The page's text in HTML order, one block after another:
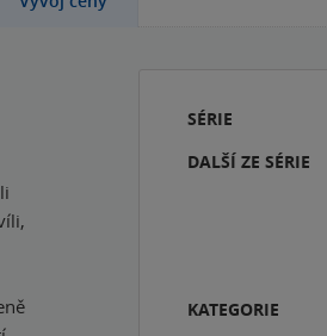
SÉRIE
DALŠÍ ZE SÉRIE
KATEGORIE